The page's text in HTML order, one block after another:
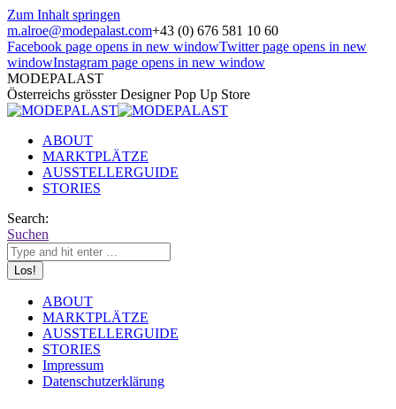
Zum Inhalt springen
m.alroe@modepalast.com+43 (0) 676 581 10 60
Facebook page opens in new windowTwitter page opens in new
windowInstagram page opens in new window
MODEPALAST
Österreichs grösster Designer Pop Up Store
ABOUT
MARKTPLÄTZE
AUSSTELLERGUIDE
STORIES
Search:
Suchen
ABOUT
MARKTPLÄTZE
AUSSTELLERGUIDE
STORIES
Impressum
Datenschutzerklärung